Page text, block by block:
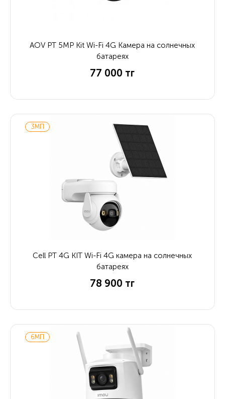
AOV PT 5MP Kit Wi-Fi 4G Камера на солнечных
батареях
77 000 тг
3МП
Cell PT 4G KIT Wi-Fi 4G камера на солнечных
батареях
78 900 тг
6МП